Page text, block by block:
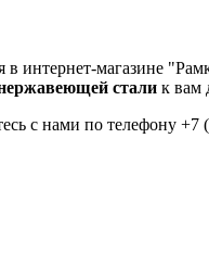
интернет-магазине
стали к вам
с нами по телефону